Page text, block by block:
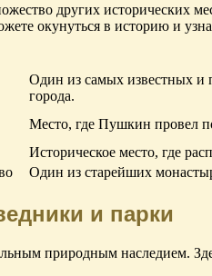
других исторических
окунуться в историю и
Один из самых известных и
города.
Место, где Пушкин провел
Историческое место, где
Один из старейших
и парки
природным наследием.